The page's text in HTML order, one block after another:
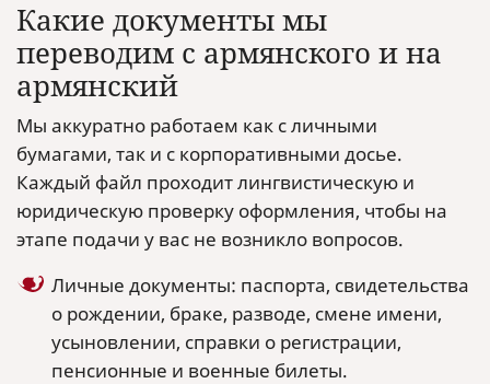
Какие документы мы
переводим с армянского и на
армянский
Мы аккуратно работаем как с личными
бумагами, так и с корпоративными досье.
Каждый файл проходит лингвистическую и
юридическую проверку оформления, чтобы на
этапе подачи у вас не возникло вопросов.
Личные документы: паспорта, свидетельства
о рождении, браке, разводе, смене имени,
усыновлении, справки о регистрации,
пенсионные и военные билеты.